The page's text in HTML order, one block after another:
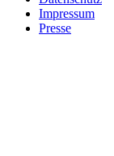
Impressum
Presse